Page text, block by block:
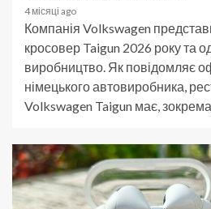
4 місяці ago
Компанія Volkswagen
кросовер Taigun 2026 року та
виробництво. Як повідомляє
німецького автовиробника,
Volkswagen Taigun має,